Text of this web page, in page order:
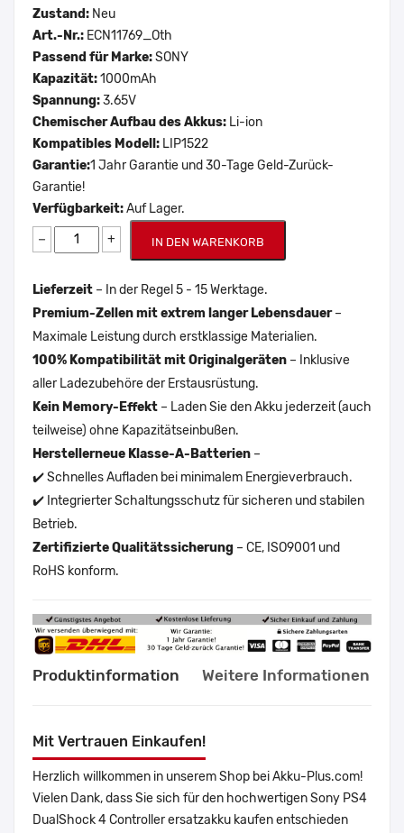
Zustand: Neu
Art.-Nr.: ECN11769_Oth
Passend für Marke:SONY
Kapazität:1000mAh
Spannung:3.65V
Chemischer Aufbau des Akkus: Li-ion
Kompatibles Modell: LIP1522
Garantie:1 Jahr Garantie und 30-Tage Geld-Zurück-
Garantie!
Verfügbarkeit:Auf Lager.
− + IN DEN WARENKORB
Lieferzeit – In der Regel 5 - 15 Werktage.
Premium-Zellen mit extrem langer Lebensdauer–
Maximale Leistung durch erstklassige Materialien.
100% Kompatibilität mit Originalgeräten – Inklusive
aller Ladezubehöre der Erstausrüstung.
Kein Memory-Effekt – Laden Sie den Akku jederzeit (auch
teilweise) ohne Kapazitätseinbußen.
Herstellerneue Klasse-A-Batterien –
✔️ Schnelles Aufladen bei minimalem Energieverbrauch.
✔️ Integrierter Schaltungsschutz für sicheren und stabilen
Betrieb.
Zertifizierte Qualitätssicherung – CE, ISO9001 und
RoHS konform.
Produktinformation Weitere Informationen
Mit Vertrauen Einkaufen!
Herzlich willkommen in unserem Shop bei Akku-Plus.com!
Vielen Dank, dass Sie sich für den hochwertigen Sony PS4
DualShock 4 Controller ersatzakku kaufen entschieden